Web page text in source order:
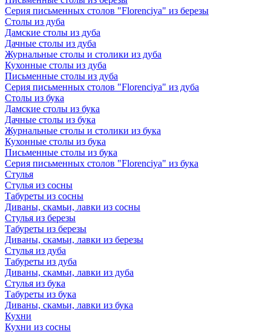
Серия письменных столов "Florenciya" из березы
Столы из дуба
Дамские столы из дуба
Дачные столы из дуба
Журнальные столы и столики из дуба
Кухонные столы из дуба
Письменные столы из дуба
Серия письменных столов "Florenciya" из дуба
Столы из бука
Дамские столы из бука
Дачные столы из бука
Журнальные столы и столики из бука
Кухонные столы из бука
Письменные столы из бука
Серия письменных столов "Florenciya" из бука
Стулья
Стулья из сосны
Табуреты из сосны
Диваны, скамьи, лавки из сосны
Стулья из березы
Табуреты из березы
Диваны, скамьи, лавки из березы
Стулья из дуба
Табуреты из дуба
Диваны, скамьи, лавки из дуба
Стулья из бука
Табуреты из бука
Диваны, скамьи, лавки из бука
Кухни
Кухни из сосны